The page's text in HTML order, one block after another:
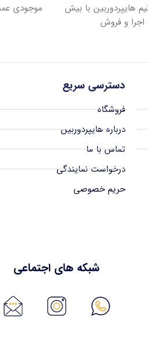
هایپردوربین با بیش
دسترسی سریع
فروشگاه
درباره هایپردوربین
تماس با ما
درخواست نمایندگی
حریم خصوصی
شبکه های اجتماعی